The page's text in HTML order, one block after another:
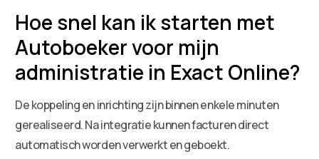
Hoe snel kan ik starten met
Autoboeker voor mijn
administratie in Exact Online?
De koppeling en inrichting zijn binnen enkele minuten
gerealiseerd. Na integratie kunnen facturen direct
automatisch worden verwerkt en geboekt.